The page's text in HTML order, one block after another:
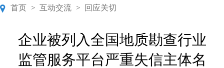
首页 > 互动交流 > 回应关切
企业被列入全国地质勘查行业
监管服务平台严重失信主体名